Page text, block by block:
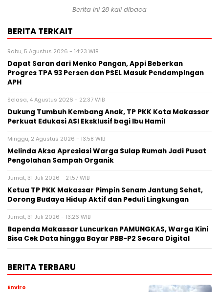
Berita ini 28 kali dibaca
BERITA TERKAIT
Rabu, 5 Agustus 2026 - 14:23 WIB
Dapat Saran dari Menko Pangan, Appi Beberkan
Progres TPA 93 Persen dan PSEL Masuk Pendampingan
APH
Selasa, 4 Agustus 2026 - 22:37 WIB
Dukung Tumbuh Kembang Anak, TP PKK Kota Makassar
Perkuat Edukasi ASI Eksklusif bagi Ibu Hamil
Minggu, 2 Agustus 2026 - 13:58 WIB
Melinda Aksa Apresiasi Warga Sulap Rumah Jadi Pusat
Pengolahan Sampah Organik
Jumat, 31 Juli 2026 - 21:57 WIB
Ketua TP PKK Makassar Pimpin Senam Jantung Sehat,
Dorong Budaya Hidup Aktif dan Peduli Lingkungan
Jumat, 31 Juli 2026 - 13:26 WIB
Bapenda Makassar Luncurkan PAMUNGKAS, Warga Kini
Bisa Cek Data hingga Bayar PBB-P2 Secara Digital
BERITA TERBARU
Enviro